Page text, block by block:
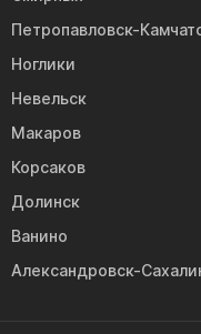
Петропавловск-
Ноглики
Невельск
Макаров
Корсаков
Долинск
Ванино